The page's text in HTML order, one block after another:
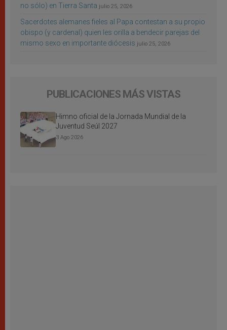
no sólo) en Tierra Santa julio 25, 2026
Sacerdotes alemanes fieles al Papa contestan a su propio
obispo (y cardenal) quien les orilla a bendecir parejas del
mismo sexo en importante diócesis julio 25, 2026
PUBLICACIONES MÁS VISTAS
Himno oficial de la Jornada Mundial de la
Juventud Seúl 2027
3 Ago 2026